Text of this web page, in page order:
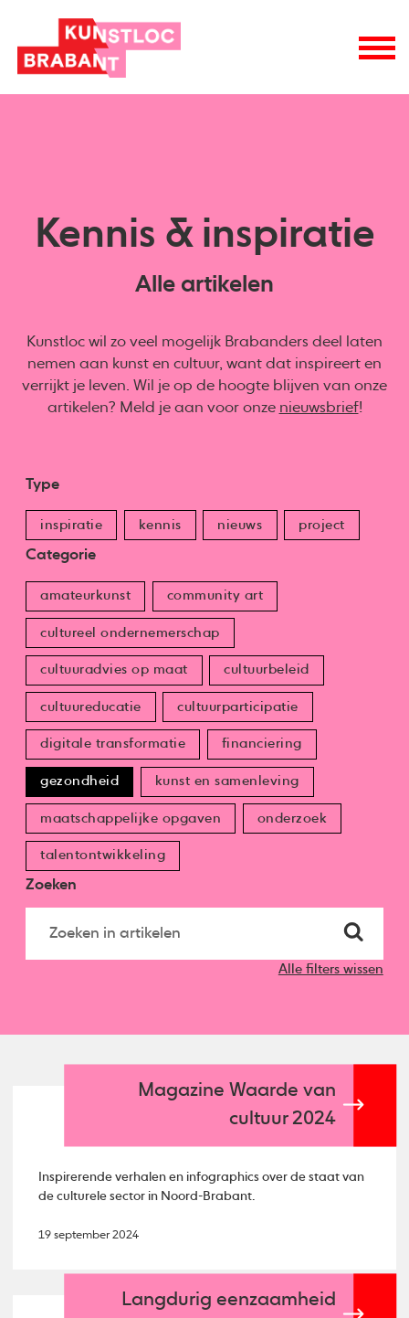
Kennis & inspiratie
Alle artikelen
Kunstloc wil zo veel mogelijk Brabanders deel laten
nemen aan kunst en cultuur, want dat inspireert en
verrijkt je leven. Wil je op de hoogte blijven van onze
artikelen? Meld je aan voor onze nieuwsbrief!
Type
inspiratie kennis nieuws project
Categorie
amateurkunst community art
cultureel ondernemerschap
cultuuradvies op maat cultuurbeleid
cultuureducatie cultuurparticipatie
digitale transformatie financiering
gezondheid kunst en samenleving
maatschappelijke opgaven onderzoek
talentontwikkeling
Zoeken
Alle filters wissen
Magazine Waarde van
cultuur 2024
Inspirerende verhalen en infographics over de staat van
de culturele sector in Noord-Brabant.
19 september 2024
Langdurig eenzaamheid